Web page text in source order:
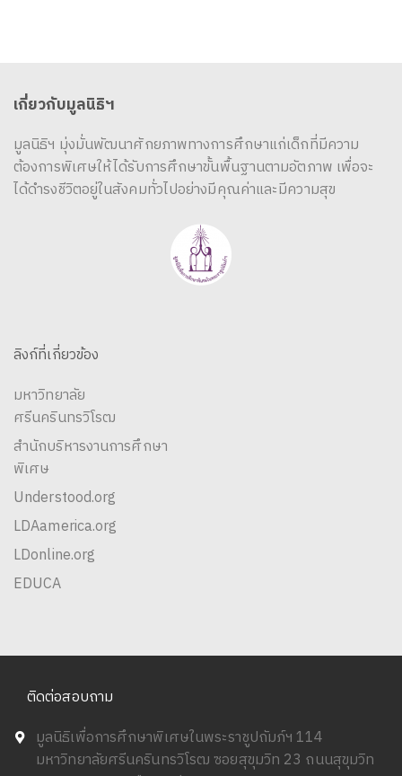
เกี่ยวกับมูลนิธิฯ
มูลนิธิฯ มุ่งมั่นพัฒนาศักยภาพทางการศึกษาแก่เด็กที่มีความ
ต้องการพิเศษให้ได้รับการศึกษาขั้นพื้นฐานตามอัตภาพ เพื่อจะ
ได้ดำรงชีวิตอยู่ในสังคมทั่วไปอย่างมีคุณค่าและมีความสุข
ลิงก์ที่เกี่ยวข้อง
มหาวิทยาลัย
ศรีนครินทรวิโรฒ
สำนักบริหารงานการศึกษา
พิเศษ
Understood.org
LDAamerica.org
LDonline.org
EDUCA
ติดต่อสอบถาม
มูลนิธิเพื่อการศึกษาพิเศษในพระราชูปถัมภ์ฯ 114
มหาวิทยาลัยศรีนครินทรวิโรฒ ซอยสุขุมวิท 23 ถนนสุขุมวิท